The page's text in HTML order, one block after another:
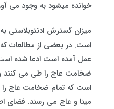
خوانده میشود به وجود می
میزان گسترش
است. در بعضی از مطالعات که
عمل آمده است ادعا شده
ضخامت عاج را طی می کنند
است که تمام ضخامت عاج
مینا و عاج می رسند. فضای